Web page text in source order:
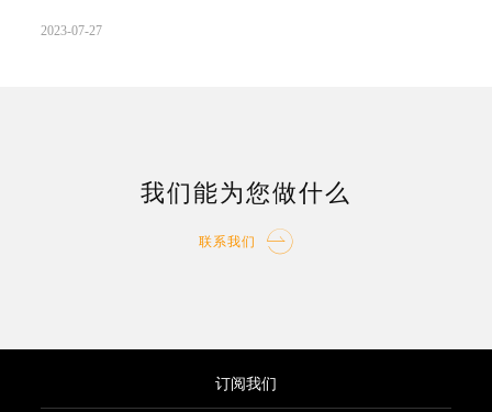
些具体字眼。
2023-07-27
我们能为您做什么
联系我们
订阅我们